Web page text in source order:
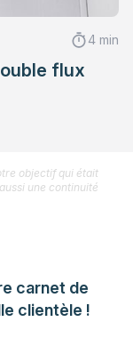
4 min
flux
carnet de
clientèle !
objectif qui était
une continuité